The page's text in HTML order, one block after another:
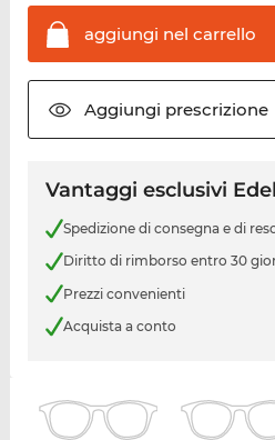
aggiungi nel carrello
Aggiungi prescrizione
Vantaggi esclusivi
Spedizione di consegna e di
Diritto di rimborso entro 30
Prezzi convenienti
Acquista a conto